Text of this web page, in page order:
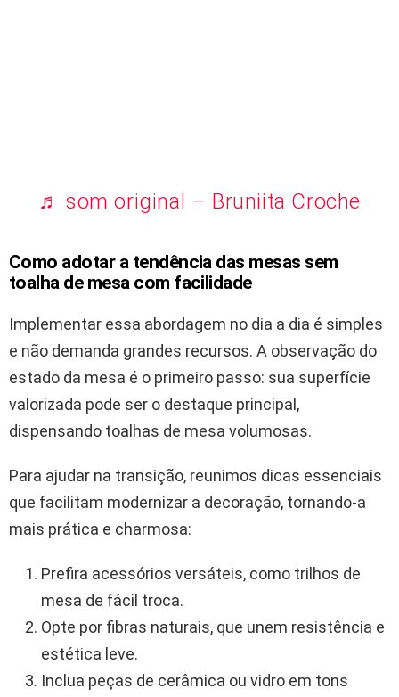
♬ som original – Bruniita Croche
Como adotar a tendência das mesas sem
toalha de mesa com facilidade
Implementar essa abordagem no dia a dia é simples
e não demanda grandes recursos. A observação do
estado da mesa é o primeiro passo: sua superfície
valorizada pode ser o destaque principal,
dispensando toalhas de mesa volumosas.
Para ajudar na transição, reunimos dicas essenciais
que facilitam modernizar a decoração, tornando-a
mais prática e charmosa:
Prefira acessórios versáteis, como trilhos de
mesa de fácil troca.
Opte por fibras naturais, que unem resistência e
estética leve.
Inclua peças de cerâmica ou vidro em tons